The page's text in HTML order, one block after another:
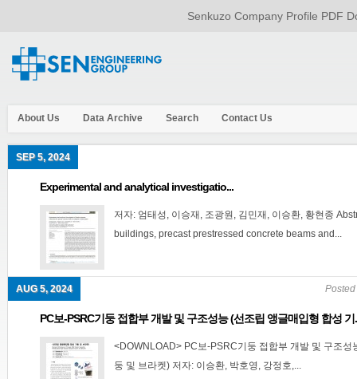
Senkuzo Company Profile PDF
About Us Data Archive Search Contact Us
SEP 5, 2024
Experimental and analytical investigatio...
저자: 엄태성, 이승재, 조광원, 김민재, 이승환, 황현종
buildings, precast prestressed concrete beams and...
AUG 5, 2024
PC보-PSRC기둥 접합부 개발 및 구조성능 (선조립 앵글매입형 합성 기
<DOWNLOAD> PC보-PSRC기둥 접합부 개발 및 구조성
둥 및 브라켓) 저자: 이승환, 박호영, 강정호,...